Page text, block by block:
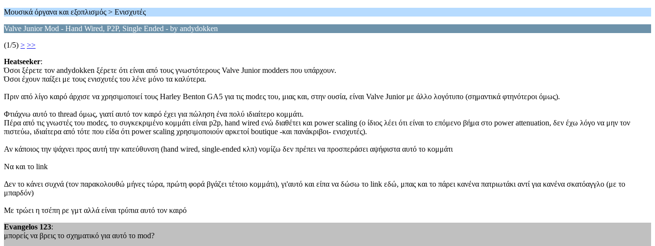
Μουσικά όργανα και εξοπλισμός > Ενισχυτές
Valve Junior Mod - Hand Wired, P2P, Single Ended - by andydokken
(1/5) > >>
Heatseeker:
Όσοι ξέρετε τον andydokken ξέρετε ότι είναι από τους γνωστότερους Valve Junior modders που υπάρχουν.
Όσοι έχουν παίξει με τους ενισχυτές του λένε μόνο τα καλύτερα.
Πριν από λίγο καιρό άρχισε να χρησιμοποιεί τους Harley Benton GA5 για τις modες του, μιας και, στην ουσία, είναι Valve Junior με άλλο λογότυπο (σημαντικά φτηνότεροι όμως).
Φτιάχνω αυτό το thread όμως, γιατί αυτό τον καιρό έχει για πώληση ένα πολύ ιδιαίτερο κομμάτι.
Πέρα από τις γνωστές του modες, το συγκεκριμένο κομμάτι είναι p2p, hand wired ενώ διαθέτει και power scaling (ο ίδιος λέει ότι είναι το επόμενο βήμα στο power attenuation, δεν έχω λόγο να μην τον
πιστεύω, ιδιαίτερα από τότε που είδα ότι power scaling χρησιμοποιούν αρκετοί boutique -και πανάκριβοι- ενισχυτές).
Αν κάποιος την ψάχνει προς αυτή την κατεύθυνση (hand wired, single-ended κλπ) νομίζω δεν πρέπει να προσπεράσει αψήφιστα αυτό το κομμάτι
Να και το link
Δεν το κάνει συχνά (τον παρακολουθώ μήνες τώρα, πρώτη φορά βγάζει τέτοιο κομμάτι), γι'αυτό και είπα να δώσω το link εδώ, μπας και το πάρει κανένα πατριωτάκι αντί για κανένα σκατόαγγλο (με το
μπαρδόν)
Με τρώει η τσέπη ρε γμτ αλλά είναι τρύπια αυτό τον καιρό
Evangelos 123:
μπορείς να βρεις το σχηματικό για αυτό το mod?